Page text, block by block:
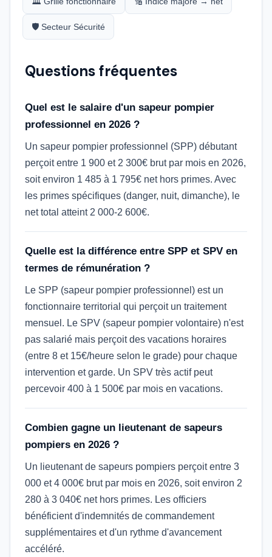
🛡️ Secteur Sécurité
Questions fréquentes
Quel est le salaire d'un sapeur pompier
professionnel en 2026 ?
Un sapeur pompier professionnel (SPP) débutant
perçoit entre 1 900 et 2 300€ brut par mois en 2026,
soit environ 1 485 à 1 795€ net hors primes. Avec
les primes spécifiques (danger, nuit, dimanche), le
net total atteint 2 000-2 600€.
Quelle est la différence entre SPP et SPV en
termes de rémunération ?
Le SPP (sapeur pompier professionnel) est un
fonctionnaire territorial qui perçoit un traitement
mensuel. Le SPV (sapeur pompier volontaire) n'est
pas salarié mais perçoit des vacations horaires
(entre 8 et 15€/heure selon le grade) pour chaque
intervention et garde. Un SPV très actif peut
percevoir 400 à 1 500€ par mois en vacations.
Combien gagne un lieutenant de sapeurs
pompiers en 2026 ?
Un lieutenant de sapeurs pompiers perçoit entre 3
000 et 4 000€ brut par mois en 2026, soit environ 2
280 à 3 040€ net hors primes. Les officiers
bénéficient d'indemnités de commandement
supplémentaires et d'un rythme d'avancement
accéléré.